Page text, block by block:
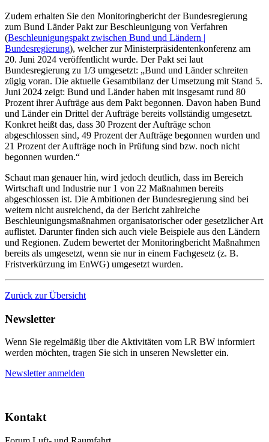
Zudem erhalten Sie den Monitoringbericht der Bundesregierung
zum Bund Länder Pakt zur Beschleunigung von Verfahren
(Beschleunigungspakt zwischen Bund und Ländern |
Bundesregierung), welcher zur Ministerpräsidentenkonferenz am
20. Juni 2024 veröffentlicht wurde. Der Pakt sei laut
Bundesregierung zu 1/3 umgesetzt: „Bund und Länder schreiten
zügig voran. Die aktuelle Gesamtbilanz der Umsetzung mit Stand 5.
Juni 2024 zeigt: Bund und Länder haben mit insgesamt rund 80
Prozent ihrer Aufträge aus dem Pakt begonnen. Davon haben Bund
und Länder ein Drittel der Aufträge bereits vollständig umgesetzt.
Konkret heißt das, dass 30 Prozent der Aufträge schon
abgeschlossen sind, 49 Prozent der Aufträge begonnen wurden und
21 Prozent der Aufträge noch in Prüfung sind bzw. noch nicht
begonnen wurden.“
Schaut man genauer hin, wird jedoch deutlich, dass im Bereich
Wirtschaft und Industrie nur 1 von 22 Maßnahmen bereits
abgeschlossen ist. Die Ambitionen der Bundesregierung sind bei
weitem nicht ausreichend, da der Bericht zahlreiche
Beschleunigungsmaßnahmen organisatorischer oder gesetzlicher Art
auflistet. Darunter finden sich auch viele Beispiele aus den Ländern
und Regionen. Zudem bewertet der Monitoringbericht Maßnahmen
bereits als umgesetzt, wenn sie nur in einem Fachgesetz (z. B.
Fristverkürzung im EnWG) umgesetzt wurden.
Zurück zur Übersicht
Newsletter
Wenn Sie regelmäßig über die Aktivitäten vom LR BW informiert
werden möchten, tragen Sie sich in unseren Newsletter ein.
Newsletter anmelden
Kontakt